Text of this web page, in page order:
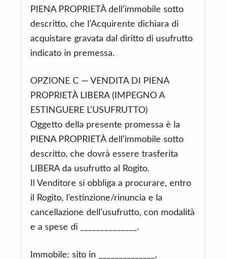
PIENA PROPRIETÀ dell’immobile sotto
descritto, che l’Acquirente dichiara di
acquistare gravata dal diritto di usufrutto
indicato in premessa.
OPZIONE C — VENDITA DI PIENA
PROPRIETÀ LIBERA (IMPEGNO A
ESTINGUERE L’USUFRUTTO)
Oggetto della presente promessa è la
PIENA PROPRIETÀ dell’immobile sotto
descritto, che dovrà essere trasferita
LIBERA da usufrutto al Rogito.
Il Venditore si obbliga a procurare, entro
il Rogito, l’estinzione/rinuncia e la
cancellazione dell’usufrutto, con modalità
e a spese di ______________.
Immobile: sito in ______________,